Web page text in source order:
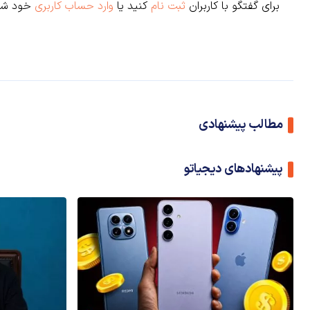
برای گفتگو با کاربران ثبت نام کنید یا وارد حساب کاربری خود
مطالب پیشنهادی
پیشنهادهای دیجیاتو